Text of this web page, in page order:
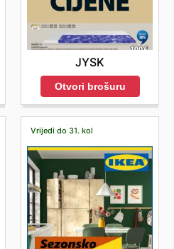
JYSK
Otvori brošuru
Vrijedi do 31. kol